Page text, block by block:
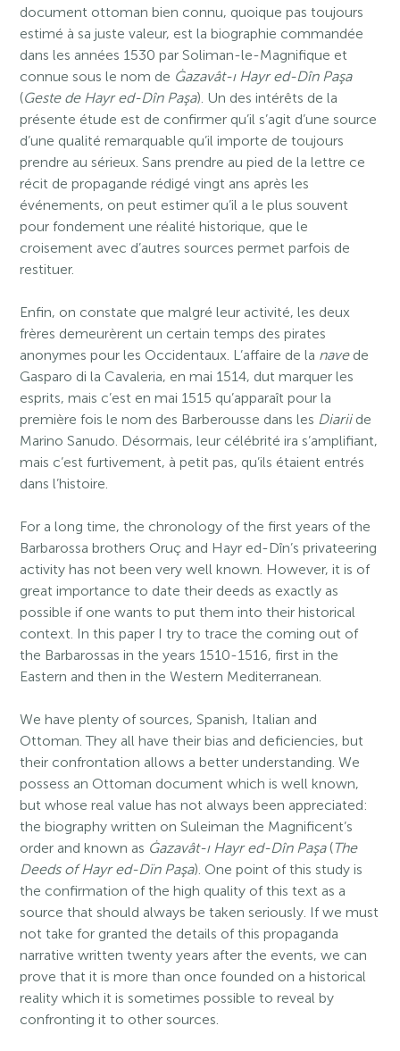
document ottoman bien connu, quoique pas toujours
estimé à sa juste valeur, est la biographie commandée
dans les années 1530 par Soliman-le-Magnifique et
connue sous le nom de Ġazavât-ı Hayr ed-Dîn Paşa
(Geste de Hayr ed-Dîn Paşa). Un des intérêts de la
présente étude est de confirmer qu’il s’agit d’une source
d’une qualité remarquable qu’il importe de toujours
prendre au sérieux. Sans prendre au pied de la lettre ce
récit de propagande rédigé vingt ans après les
événements, on peut estimer qu’il a le plus souvent
pour fondement une réalité historique, que le
croisement avec d’autres sources permet parfois de
restituer.
Enfin, on constate que malgré leur activité, les deux
frères demeurèrent un certain temps des pirates
anonymes pour les Occidentaux. L’affaire de la navede
Gasparo di la Cavaleria, en mai 1514, dut marquer les
esprits, mais c’est en mai 1515 qu’apparaît pour la
première fois le nom des Barberousse dans les Diariide
Marino Sanudo. Désormais, leur célébrité ira s’amplifiant,
mais c’est furtivement, à petit pas, qu’ils étaient entrés
dans l’histoire.
For a long time, the chronology of the first years of the
Barbarossa brothers Oruç and Hayr ed-Dîn’s privateering
activity has not been very well known. However, it is of
great importance to date their deeds as exactly as
possible if one wants to put them into their historical
context. In this paper I try to trace the coming out of
the Barbarossas in the years 1510-1516, first in the
Eastern and then in the Western Mediterranean.
We have plenty of sources, Spanish, Italian and
Ottoman. They all have their bias and deficiencies, but
their confrontation allows a better understanding. We
possess an Ottoman document which is well known,
but whose real value has not always been appreciated:
the biography written on Suleiman the Magnificent’s
order and known as Ġazavât-ı Hayr ed-Dîn Paşa(The
Deeds of Hayr ed-Dïn Paşa). One point of this study is
the confirmation of the high quality of this text as a
source that should always be taken seriously. If we must
not take for granted the details of this propaganda
narrative written twenty years after the events, we can
prove that it is more than once founded on a historical
reality which it is sometimes possible to reveal by
confronting it to other sources.